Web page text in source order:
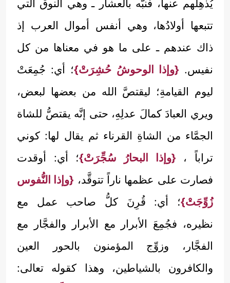
يُذْهِلُهم عنها، فنبَّه بالعشار ـ وهي النوق التي
تتبعها أولادُها، وهي أنفس أموال العرب إذ
ذاك عندهم ـ على ما هو في معناها من كل
نفيس. {وإذا الوحوشُ حُشِرَتْ}؛ أي: جُمِعَتْ
ليوم القيامةِ؛ ليقتصَّ الله من بعضها لبعض،
ويري العبادَ كمالَ عدلِهِ، حتى إنَّه يقتصُّ للشاة
الجمَّاء من الشاةِ القرناء ثم يقال لها: كوني
تراباً ، {وإذا البحارُ سُجِّرَتْ}؛ أي: أوقدت
فصارت على عظمها ناراً تتوقَّد، {وإذا النُّفوس
زُوِّجَتْ}؛ أي: قُرِنَ كلُّ صاحب عمل مع
نظيره، فجُمِعَ الأبرار مع الأبرار والفجَّار مع
الفجَّار، وزوِّج المؤمنون بالحور العين
والكافرون بالشياطين، وهذا كقوله تعالى: